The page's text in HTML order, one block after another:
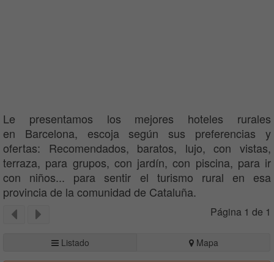
Le presentamos los mejores hoteles rurales
en Barcelona, escoja según sus preferencias y
ofertas: Recomendados, baratos, lujo, con vistas,
terraza, para grupos, con jardín, con piscina, para ir
con niños... para sentir el turismo rural en esa
provincia de la comunidad de Cataluña.
Página 1 de 1
Listado Mapa